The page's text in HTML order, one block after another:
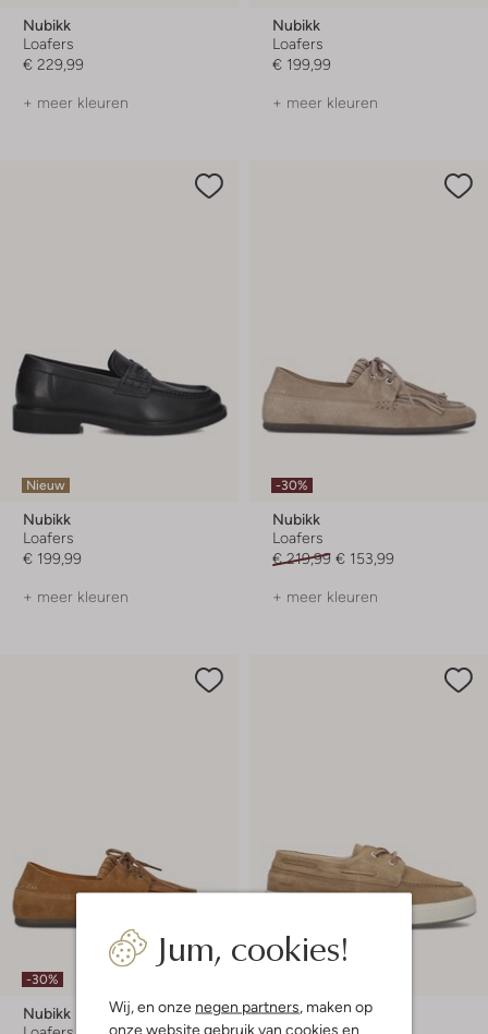
Jum, cookies!
Wij, en onze negen partners, maken op
onze website gebruik van cookies en
Nubikk
Loafers
€ 229,99
+ meer kleuren
Nubikk
Loafers
€ 199,99
+ meer kleuren
Nieuw
Nubikk
Loafers
€ 199,99
+ meer kleuren
-30%
Nubikk
Loafers
€ 219,99 € 153,99
+ meer kleuren
-30%
Nubikk
Nubikk